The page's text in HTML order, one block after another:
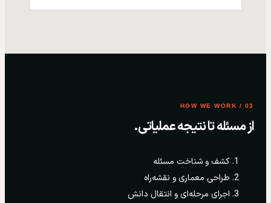
03 / HOW WE WORK
از مسئله تا نتیجه عملیاتی.
کشف و شناخت مسئله
طراحی معماری و نقشه‌راه
اجرای مرحله‌ای و انتقال دانش